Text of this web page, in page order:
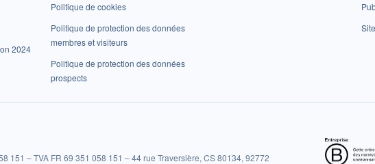
2024
Politique de cookies
Politique de protection des données
membres et visiteurs
Politique de protection des données
prospects
151 – TVA FR 69 351 058 151 – 44 rue Traversière, CS 80134, 92772